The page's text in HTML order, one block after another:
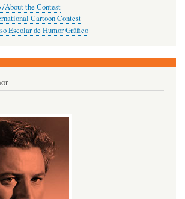
/About the Contest
Cartoon Contest
Escolar de Humor Gráfico